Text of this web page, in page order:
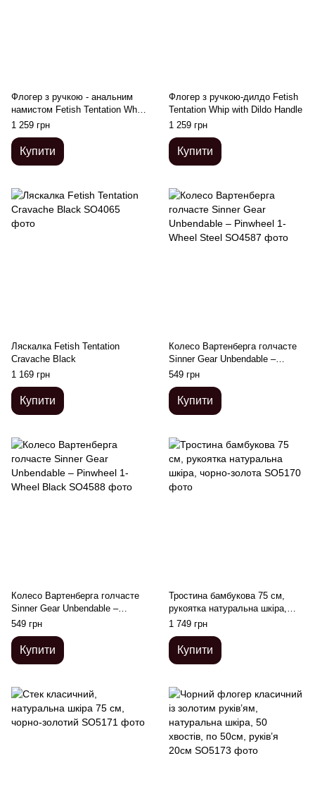
Флогер з ручкою - анальним
намистом Fetish Tentation Whip
with Rosary Handle
1 259 грн
Купити
Флогер з ручкою-дилдо Fetish
Tentation Whip with Dildo Handle
1 259 грн
Купити
Ляскалка Fetish Tentation
Cravache Black
1 169 грн
Купити
Колесо Вартенберга голчасте
Sinner Gear Unbendable –
Pinwheel 1-Wheel Steel
549 грн
Купити
Колесо Вартенберга голчасте
Sinner Gear Unbendable –
Pinwheel 1-Wheel Black
549 грн
Купити
Тростина бамбукова 75 см,
рукоятка натуральна шкіра,
чорно-золота
1 749 грн
Купити